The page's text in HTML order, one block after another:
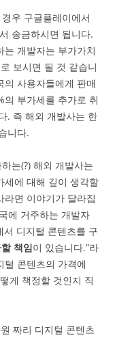
우 구글플레이에서
송금하시면 됩니다.
개발자는 부가가치
보시면 될 것 같습니
사용자들에게 판매
부가세를 추가로 취
. 즉 해외 개발사는 한
니다.
는(?) 해외 개발사는
세에 대해 깊이 생각할
면 이야기가 달라집
에 거주하는 개발자
디지털 콘텐츠를 구
책임이 있습니다.”라
털 콘텐츠의 가격에
게 책정할 것인지 직
짜리 디지털 콘텐츠